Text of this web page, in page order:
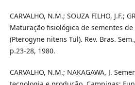
CARVALHO, N.M.; SOUZA FILHO, J.F.;
Maturação fisiológica de sementes
(Pterogyne nitens Tul). Rev. Bras.
p.23-28, 1980.
CARVALHO, N.M.; NAKAGAWA, J.